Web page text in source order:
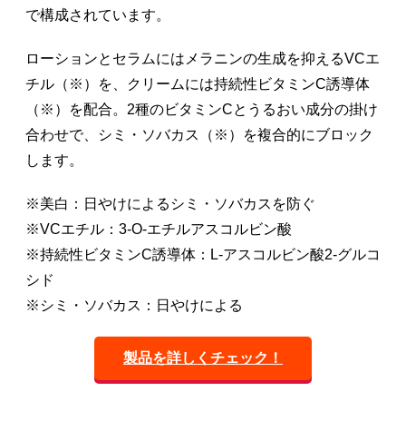
で構成されています。
ローションとセラムにはメラニンの生成を抑えるVCエ
チル（※）を、クリームには持続性ビタミンC誘導体
（※）を配合。2種のビタミンCとうるおい成分の掛け
合わせで、シミ・ソバカス（※）を複合的にブロック
します。
※美白：日やけによるシミ・ソバカスを防ぐ
※VCエチル：3-O-エチルアスコルビン酸
※持続性ビタミンC誘導体：L-アスコルビン酸2-グルコ
シド
※シミ・ソバカス：日やけによる
製品を詳しくチェック！